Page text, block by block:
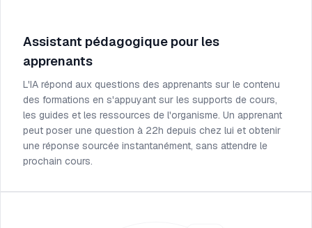
Assistant pédagogique pour les
apprenants
L'IA répond aux questions des apprenants sur le contenu
des formations en s'appuyant sur les supports de cours,
les guides et les ressources de l'organisme. Un apprenant
peut poser une question à 22h depuis chez lui et obtenir
une réponse sourcée instantanément, sans attendre le
prochain cours.